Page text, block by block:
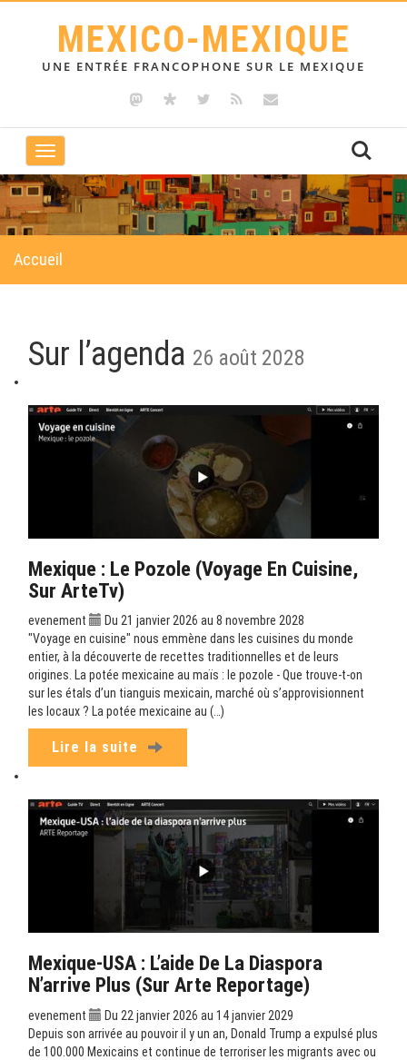
MEXICO-MEXIQUE
UNE ENTRÉE FRANCOPHONE SUR LE MEXIQUE
Toggle
navigation
Accueil
Sur l’agenda 26 août 2028
Mexique : Le Pozole (Voyage En Cuisine,
Sur ArteTv)
evenement
Du 21 janvier 2026 au 8 novembre 2028
"Voyage en cuisine" nous emmène dans les cuisines du monde
entier, à la découverte de recettes traditionnelles et de leurs
origines. La potée mexicaine au maïs : le pozole - Que trouve-t-on
sur les étals d’un tianguis mexicain, marché où s’approvisionnent
les locaux ? La potée mexicaine au (…)
Lire la suite
Mexique-USA : L’aide De La Diaspora
N’arrive Plus (sur Arte Reportage)
evenement
Du 22 janvier 2026 au 14 janvier 2029
Depuis son arrivée au pouvoir il y un an, Donald Trump a expulsé plus
de 100.000 Mexicains et continue de terroriser les migrants avec ou